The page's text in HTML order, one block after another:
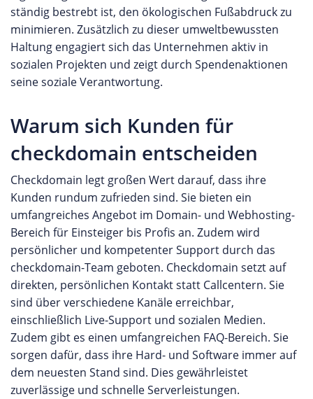
Reihe an Digitalen Business Lösungen speziell für
Firmenkunden an. Von der Organisation des
digitalen Büros mit Microsoft Office 365 und
Sharepoint bis hin zu hoch verfügbaren Cloud
Lösungen auf Basis von Amazon AWS oder
Microsoft Azure. Sollte die Lösung „von der
gerne eine private Cloud Lösung bereit, die
individuell auf die benötigte Infrastruktur des
Kunden zurechtgeschnitten werden kann. Sie
können auf unserer Webseite eine eigene
Bewertung für dogado GmbH abgeben oder die
Erfahrungen anderer Kunden des Anbieters
durchlesen.
ständig bestrebt ist, den ökologischen Fußabdruck zu
minimieren. Zusätzlich zu dieser umweltbewussten
Haltung engagiert sich das Unternehmen aktiv in
sozialen Projekten und zeigt durch Spendenaktionen
seine soziale Verantwortung.
Warum sich Kunden für
checkdomain entscheiden
Checkdomain legt großen Wert darauf, dass ihre
Kunden rundum zufrieden sind. Sie bieten ein
umfangreiches Angebot im Domain- und Webhosting-
Bereich für Einsteiger bis Profis an. Zudem wird
persönlicher und kompetenter Support durch das
checkdomain-Team geboten. Checkdomain setzt auf
direkten, persönlichen Kontakt statt Callcentern. Sie
sind über verschiedene Kanäle erreichbar,
einschließlich Live-Support und sozialen Medien.
Zudem gibt es einen umfangreichen FAQ-Bereich. Sie
sorgen dafür, dass ihre Hard- und Software immer auf
dem neuesten Stand sind. Dies gewährleistet
zuverlässige und schnelle Serverleistungen.